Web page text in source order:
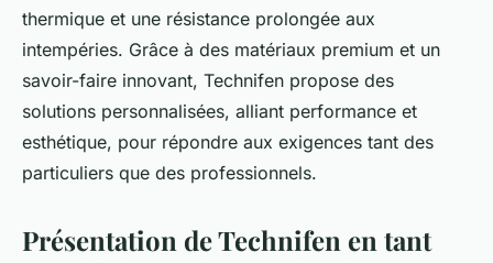
Noémie•17 octobre 2025•5 min de lecture
thermique et une résistance prolongée aux
intempéries. Grâce à des matériaux premium et un
savoir-faire innovant, Technifen propose des
solutions personnalisées, alliant performance et
esthétique, pour répondre aux exigences tant des
particuliers que des professionnels.
Présentation de Technifen en tant